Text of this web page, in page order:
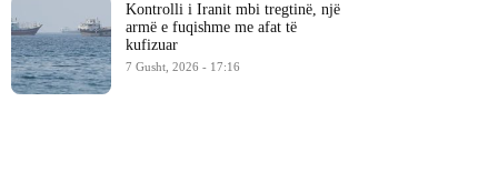
Kontrolli i Iranit mbi tregtinë, një
armë e fuqishme me afat të
kufizuar
7 Gusht, 2026 - 17:16